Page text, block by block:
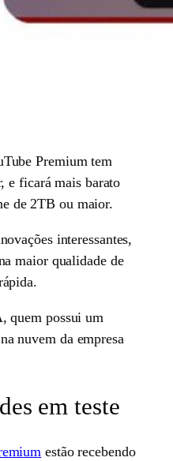
Premium tem
e ficará mais barato
de 2TB ou maior.
interessantes,
maior qualidade de
quem possui um
nuvem da empresa
em teste
estão recebendo